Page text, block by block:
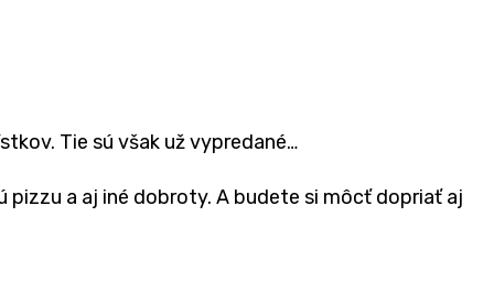
Tie sú však už vypredané…
pizzu a aj iné dobroty. A budete si môcť dopriať aj